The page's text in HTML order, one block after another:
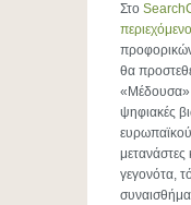
Στο
θα
«Μέδουσα»
ψηφιακές
μετανάστες
γεγονότα,